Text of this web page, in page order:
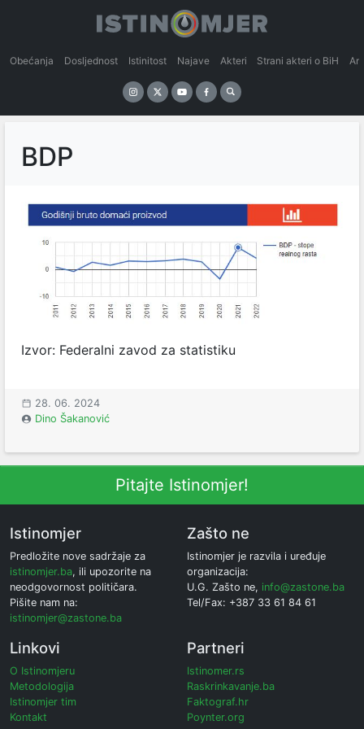
Obećanja Dosljednost Istinitost Najave Akteri Strani akteri o BiH
BDP
Izvor: Federalni zavod za statistiku
28. 06. 2024
Dino Šakanović
Pitajte Istinomjer!
Istinomjer
Predložite nove sadržaje za
istinomjer.ba, ili upozorite na
neodgovornost političara.
Pišite nam na:
istinomjer@zastone.ba
Zašto ne
Istinomjer je razvila i uređuje
organizacija:
U.G. Zašto ne, info@zastone.ba
Tel/Fax: +387 33 61 84 61
Linkovi
O Istinomjeru
Metodologija
Istinomjer tim
Kontakt
Partneri
Istinomer.rs
Raskrinkavanje.ba
Faktograf.hr
Poynter.org